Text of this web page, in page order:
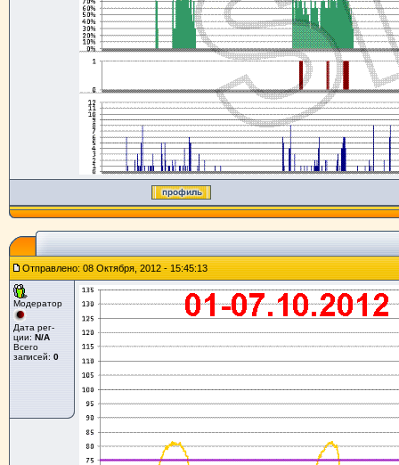
Отправлено: 08 Октября, 2012 - 15:45:13
Модератор
Дата рег-
ции: N/A
Всего
записей: 0